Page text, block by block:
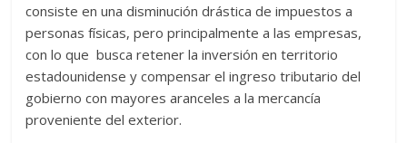
consiste en una disminución drástica de impuestos a
personas físicas, pero principalmente a las empresas,
con lo que busca retener la inversión en territorio
estadounidense y compensar el ingreso tributario del
gobierno con mayores aranceles a la mercancía
proveniente del exterior.